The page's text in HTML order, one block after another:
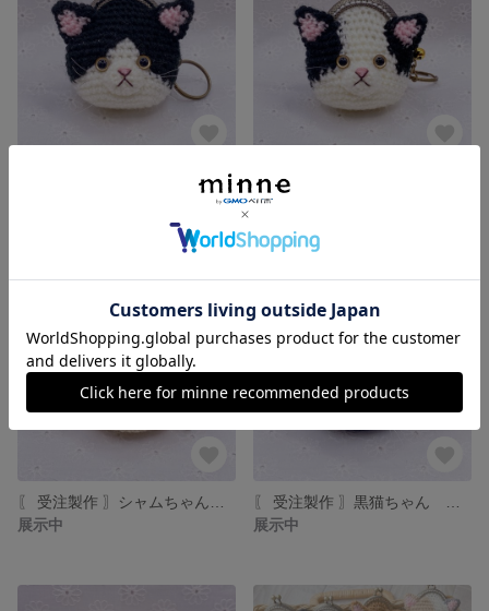
〖 受注製作 〗ハチワレちゃん ミニミニあみぐるみがま口
展示中
展示中
展示中